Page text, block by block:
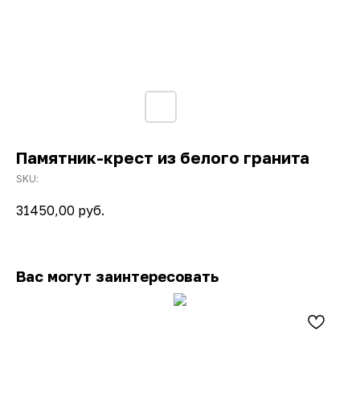
Памятник-крест из белого гранита
SKU:
31450,00 руб.
Вас могут заинтересовать